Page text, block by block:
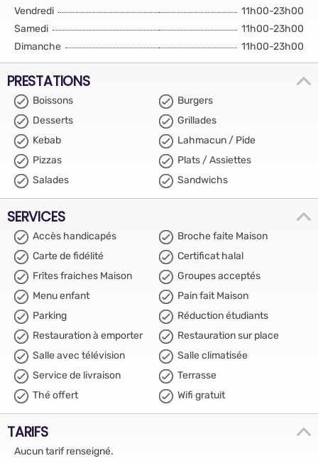
Vendredi
11h00-23h00
Samedi
11h00-23h00
Dimanche
11h00-23h00
PRESTATIONS
Boissons
Burgers
Desserts
Grillades
Kebab
Lahmacun / Pide
Pizzas
Plats / Assiettes
Salades
Sandwichs
SERVICES
Accès handicapés
Broche faite Maison
Carte de fidélité
Certificat halal
Frîtes fraiches Maison
Groupes acceptés
Menu enfant
Pain fait Maison
Parking
Réduction étudiants
Restauration à emporter
Restauration sur place
Salle avec télévision
Salle climatisée
Service de livraison
Terrasse
Thé offert
Wifi gratuit
TARIFS
Aucun tarif renseigné.